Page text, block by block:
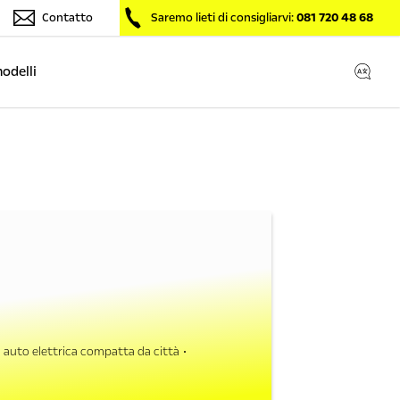
Contatto Saremo lieti di consigliarvi:081 720 48 68
auto elettrica compatta da città